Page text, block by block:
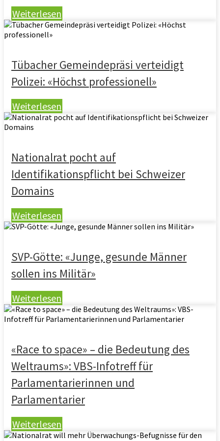
Weiterlesen
Tübacher Gemeindepräsi verteidigt
Polizei: «Höchst professionell»
Weiterlesen
Nationalrat pocht auf
Identifikationspflicht bei Schweizer
Domains
Weiterlesen
SVP-Götte: «Junge, gesunde Männer
sollen ins Militär»
Weiterlesen
«Race to space» – die Bedeutung des
Weltraums»: VBS-Infotreff für
Parlamentarierinnen und
Parlamentarier
Weiterlesen